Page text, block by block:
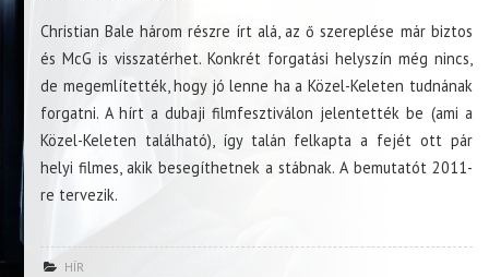
Christian Bale három részre írt alá, az ő szereplése már biztos
és McG is visszatérhet. Konkrét forgatási helyszín még nincs,
de megemlítették, hogy jó lenne ha a Közel-Keleten tudnának
forgatni. A hírt a dubaji filmfesztiválon jelentették be (ami a
Közel-Keleten található), így talán felkapta a fejét ott pár
helyi filmes, akik besegíthetnek a stábnak. A bemutatót 2011-
re tervezik.
HÍR